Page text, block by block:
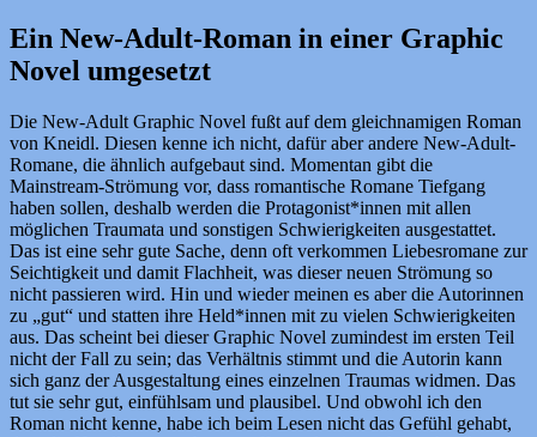
Ein New-Adult-Roman in einer Graphic
Novel umgesetzt
Die New-Adult Graphic Novel fußt auf dem gleichnamigen Roman
von Kneidl. Diesen kenne ich nicht, dafür aber andere New-Adult-
Romane, die ähnlich aufgebaut sind. Momentan gibt die
Mainstream-Strömung vor, dass romantische Romane Tiefgang
haben sollen, deshalb werden die Protagonist*innen mit allen
möglichen Traumata und sonstigen Schwierigkeiten ausgestattet.
Das ist eine sehr gute Sache, denn oft verkommen Liebesromane zur
Seichtigkeit und damit Flachheit, was dieser neuen Strömung so
nicht passieren wird. Hin und wieder meinen es aber die Autorinnen
zu „gut“ und statten ihre Held*innen mit zu vielen Schwierigkeiten
aus. Das scheint bei dieser Graphic Novel zumindest im ersten Teil
nicht der Fall zu sein; das Verhältnis stimmt und die Autorin kann
sich ganz der Ausgestaltung eines einzelnen Traumas widmen. Das
tut sie sehr gut, einfühlsam und plausibel. Und obwohl ich den
Roman nicht kenne, habe ich beim Lesen nicht das Gefühl gehabt,